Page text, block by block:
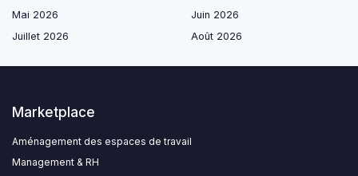
Mai 2026
Juin 2026
Juillet 2026
Août 2026
Marketplace
Aménagement des espaces de travail
Management & RH